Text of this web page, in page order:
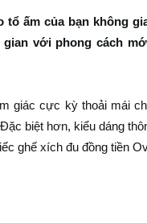
ấm của bạn không
với phong cách
giác cực kỳ thoải mái
biệt hơn, kiểu dáng
ghế xích đu đồng tiền